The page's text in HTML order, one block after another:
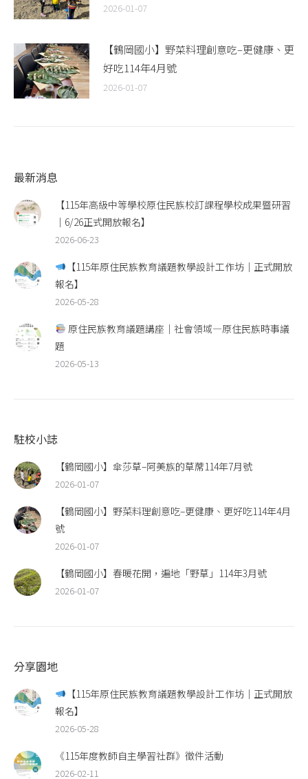
2026-01-07
【鶴岡國小】野菜料理創意吃–更健康、更
好吃114年4月號
2026-01-07
最新消息
【115年高級中等學校原住民族校訂課程學校成果暨研習
｜6/26正式開放報名】
2026-06-23
【115年原住民族教育議題教學設計工作坊｜正式開放
報名】
2026-05-28
原住民族教育議題講座｜社會領域—原住民族時事議
題
2026-05-13
駐校小誌
【鶴岡國小】傘莎草–阿美族的草蓆114年7月號
2026-01-07
【鶴岡國小】野菜料理創意吃–更健康、更好吃114年4月
號
2026-01-07
【鶴岡國小】春暖花開，遍地「野草」114年3月號
2026-01-07
分享園地
【115年原住民族教育議題教學設計工作坊｜正式開放
報名】
2026-05-28
《115年度教師自主學習社群》徵件活動
2026-02-11